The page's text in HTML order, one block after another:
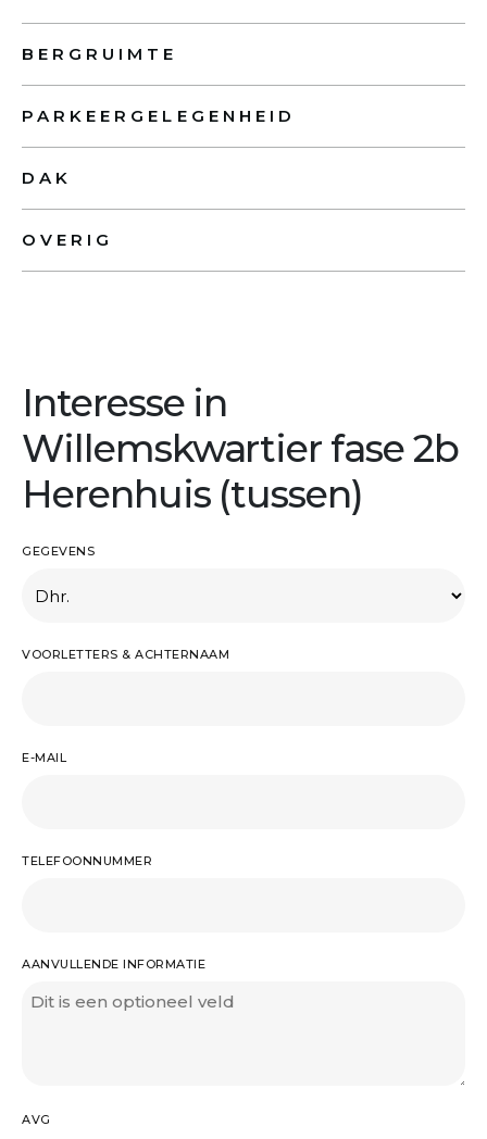
BERGRUIMTE
PARKEERGELEGENHEID
DAK
OVERIG
Interesse in
Willemskwartier fase 2b
Herenhuis (tussen)
GEGEVENS
VOORLETTERS & ACHTERNAAM
E-MAIL
TELEFOONNUMMER
AANVULLENDE INFORMATIE
AVG